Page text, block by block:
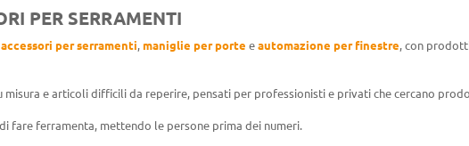
PER SERRAMENTI
accessori per serramenti, maniglie per porte e automazione per finestre, con
misura e articoli difficili da reperire, pensati per professionisti e privati che cercano
fare ferramenta, mettendo le persone prima dei numeri.